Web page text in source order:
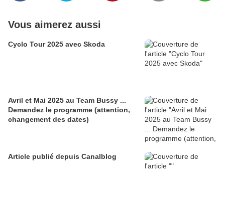
Vous aimerez aussi
Cyclo Tour 2025 avec Skoda
Avril et Mai 2025 au Team Bussy ...
Demandez le programme (attention,
changement des dates)
Article publié depuis Canalblog